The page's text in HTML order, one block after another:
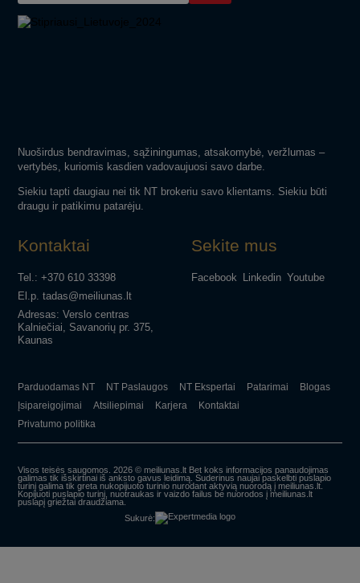
Nuoširdus bendravimas, sąžiningumas, atsakomybė, veržlumas –
vertybės, kuriomis kasdien vadovaujuosi savo darbe.
Siekiu tapti daugiau nei tik NT brokeriu savo klientams. Siekiu būti
draugu ir patikimu patarėju.
Kontaktai
Tel.: +370 610 33398
El.p. tadas@meiliunas.lt
Adresas: Verslo centras
Kalniečiai, Savanorių pr. 375,
Kaunas
Sekite mus
Facebook Linkedin Youtube
Parduodamas NT NT Paslaugos NT Ekspertai Patarimai
Blogas
Įsipareigojimai
Atsiliepimai Karjera
Kontaktai
Privatumo politika
Visos teisės saugomos. 2026 © meiliunas.lt Bet koks informacijos panaudojimas
galimas tik išskirtinai iš anksto gavus leidimą. Suderinus naujai paskelbti puslapio
turinį galima tik greta nukopijuoto turinio nurodant aktyvią nuorodą į meiliunas.lt.
Kopijuoti puslapio turinį, nuotraukas ir vaizdo failus be nuorodos į meiliunas.lt
puslapį griežtai draudžiama.
Sukurė: